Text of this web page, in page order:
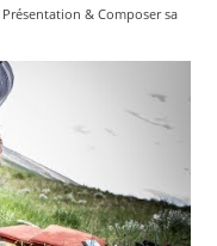
& Composer sa